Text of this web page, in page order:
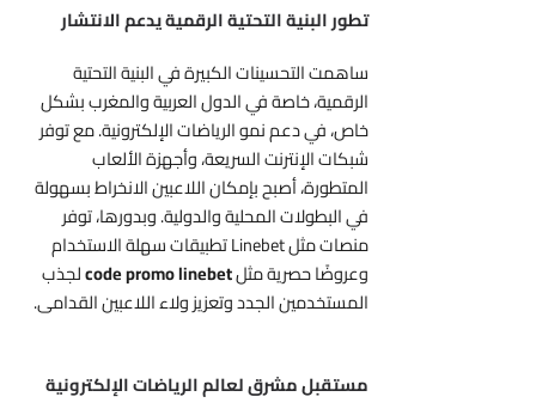
تطور البنية التحتية الرقمية يدعم الانتشار
ساهمت التحسينات الكبيرة في البنية التحتية
الرقمية، خاصة في الدول العربية والمغرب بشكل
خاص، في دعم نمو الرياضات الإلكترونية. مع توفر
شبكات الإنترنت السريعة، وأجهزة الألعاب
المتطورة، أصبح بإمكان اللاعبين الانخراط بسهولة
في البطولات المحلية والدولية. وبدورها، توفر
منصات مثل Linebet تطبيقات سهلة الاستخدام
وعروضًا حصرية مثلcode promo linebetلجذب
المستخدمين الجدد وتعزيز ولاء اللاعبين القدامى.
مستقبل مشرق لعالم الرياضات الإلكترونية